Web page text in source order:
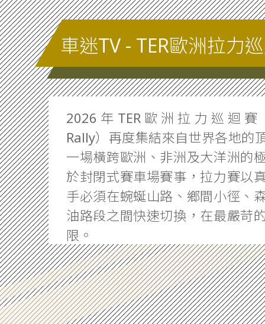
車迷TV - TER歐洲拉力
2026年TER歐洲拉力巡迴賽
Rally）再度集結來自世界各地的
一場橫跨歐洲、非洲及大洋洲的
於封閉式賽車場賽事，拉力賽以
手必須在蜿蜒山路、鄉間小徑、
油路段之間快速切換，在最嚴苛
限。